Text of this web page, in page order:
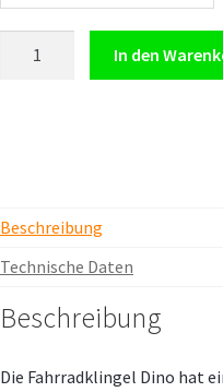
In den
Beschreibung
Technische Daten
Beschreibung
Die Fahrradklingel Dino hat